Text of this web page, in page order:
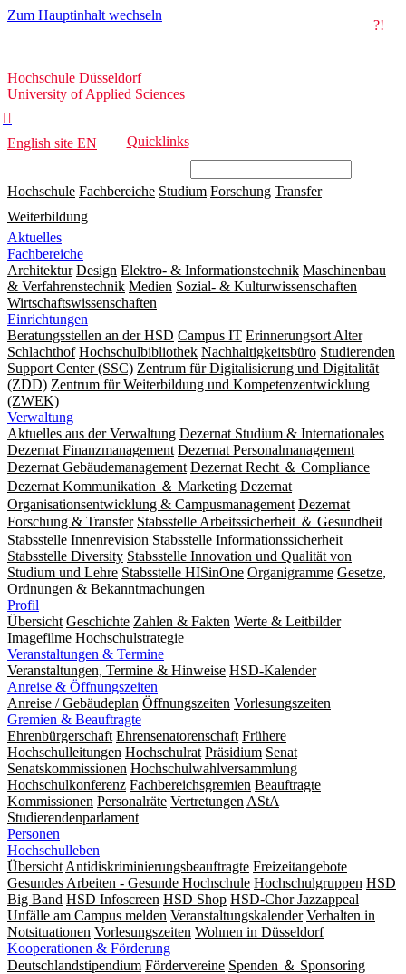
Zum Hauptinhalt wechseln
?!
Hochschule
Düsseldorf
Hochschule Düsseldorf
University of Applied Sciences

English site EN Quicklinks
Hochschule Fachbereiche Studium Forschung Transfer
Weiterbildung
Aktuelles
Fachbereiche
Architektur Design Elektro- & Informationstechnik Maschinenbau
& Verfahrenstechnik Medien Sozial- & Kulturwissenschaften
Wirtschaftswissenschaften
Einrichtungen
Beratungsstellen an der HSD Campus IT Erinnerungsort Alter
Schlachthof Hochschulbibliothek Nachhaltigkeitsbüro Studierenden
Support Center (SSC) Zentrum für Digitalisierung und Digitalität
(ZDD) Zentrum für Weiterbildung und Kompetenzentwicklung
(ZWEK)
Verwaltung
Aktuelles aus der Verwaltung Dezernat Studium & Internationales
Dezernat Finanzmanagement Dezernat Personalmanagement
Dezernat Gebäudemanagement Dezernat Recht ＆ Compliance
Dezernat Kommunikation ＆ Marketing Dezernat
Organisationsentwicklung & Campusmanagement Dezernat
Forschung & Transfer Stabsstelle Arbeitssicherheit ＆ Gesundheit
Stabsstelle Innenrevision Stabsstelle In­for­ma­ti­ons­sicher­heit
Stabsstelle Diversity Stabsstelle Innovation und Qualität von
Studium und Lehre Stabsstelle HISinOne Organigramme Gesetze,
Ordnungen & Bekanntmachungen
Profil
Übersicht Geschichte Zahlen & Fakten Werte & Leitbilder
Imagefilme Hochschulstrategie
Veranstaltungen & Termine
Veranstaltungen, Termine & Hinweise HSD-Kalender
Anreise & Öffnungszeiten
Anreise / Gebäudeplan Öffnungszeiten Vorlesungszeiten
Gremien & Beauftragte
Ehrenbürgerschaft Ehrensenatorenschaft Frühere
Hochschulleitungen Hochschulrat Präsidium Senat
Senatskommissionen Hochschulwahlversammlung
Hochschulkonferenz Fachbereichsgremien Beauftragte
Kommissionen Personalräte Vertretungen AStA
Studierendenparlament
Personen
Hochschulleben
Übersicht Antidiskriminierungsbeauftragte Freizeitangebote
Gesundes Arbeiten - Gesunde Hochschule Hochschulgruppen HSD
Big Band HSD Infoscreen HSD Shop HSD-Chor Jazzappeal
Unfälle am Campus melden Veranstaltungskalender Verhalten in
Notsituationen Vorlesungszeiten Wohnen in Düsseldorf
Kooperationen & Förderung
Deutschlandstipendium Fördervereine Spenden ＆ Sponsoring